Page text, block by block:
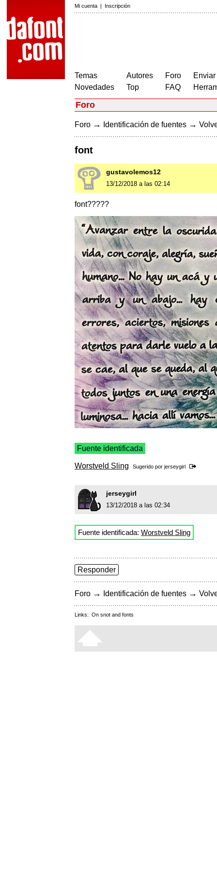
Mi cuenta | Inscripción
Temas
Novedades
Autores
Top
Foro
FAQ
Foro
Foro → Identificación de fuentes →
font
gustavolemos12
13/12/2018 a las 02:14
font?????
Fuente identificada
Worstveld Sling Sugerido por jerseygirl
jerseygirl
13/12/2018 a las 02:34
Fuente identificada: Worstveld Sling
Responder
Foro → Identificación de fuentes →
Links: On snot and fonts